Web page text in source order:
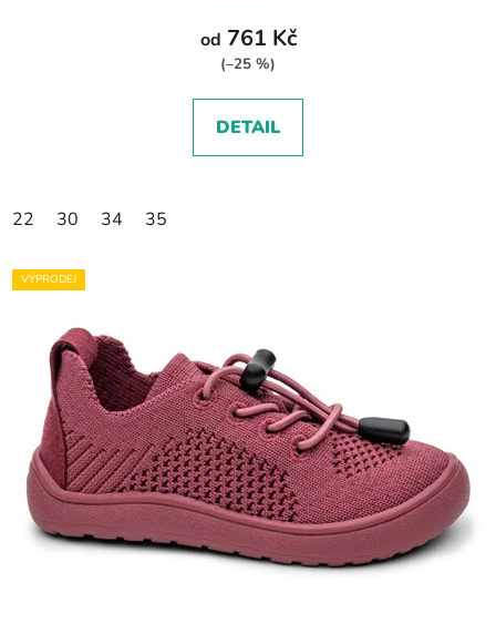
od 761 Kč
(–25 %)
DETAIL
22 30 34 35
VÝPRODEJ